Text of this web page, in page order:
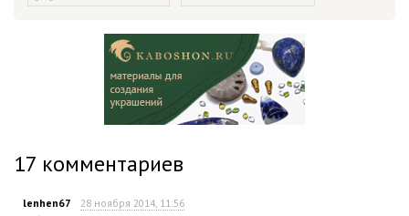
17 комментариев
lenhen67 28 ноября 2014, 11:56